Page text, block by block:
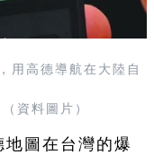
用高德導航在大陸自
資料圖片）
圖在台灣的爆